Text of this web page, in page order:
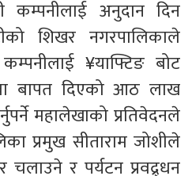
कम्पनीलाई अनुदान दिन
शिखर नगरपालिकाले
¥याफ्टिङ बोट
बापत दिएको आठ लाख
महालेखाको प्रतिवेदनले
प्रमुख सीताराम जोशीले
र पर्यटन प्रवद्र्धन